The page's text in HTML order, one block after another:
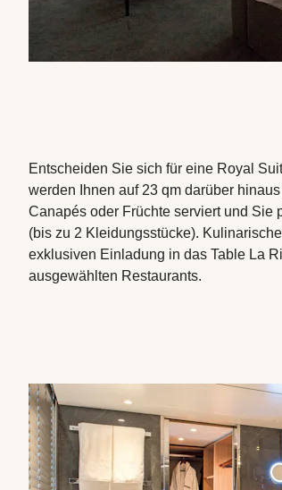
Entscheiden Sie sich für eine Royal
werden Ihnen auf 23 qm darüber
Canapés oder Früchte serviert und Sie
(bis zu 2 Kleidungsstücke).
exklusiven Einladung in das Table La
ausgewählten Restaurants.